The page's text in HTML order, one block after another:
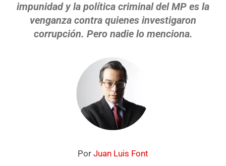
impunidad y la política criminal del MP es la
venganza contra quienes investigaron
corrupción. Pero nadie lo menciona.
Por Juan Luis Font